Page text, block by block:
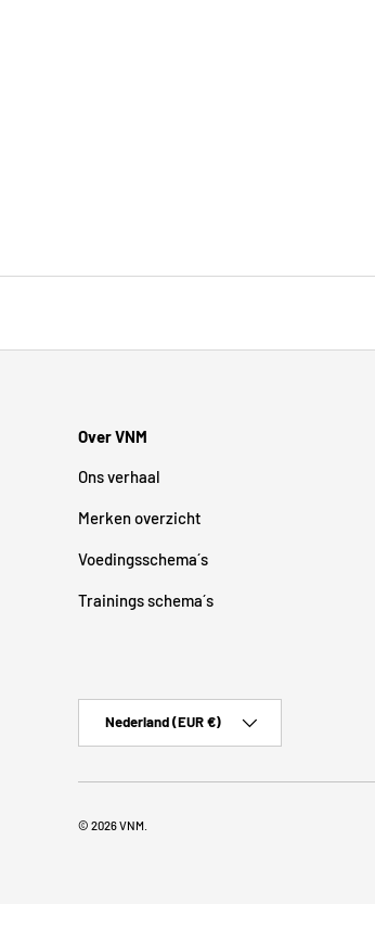
Over VNM
Ons verhaal
Merken overzicht
Voedingsschema´s
Trainings schema´s
Nederland (EUR €)
© 2026VNM